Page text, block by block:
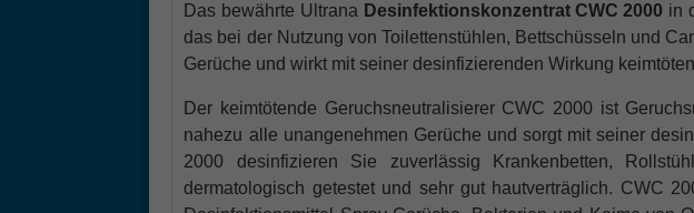
Das bewährte Ultrana Desinfektionskonzentrat CWC 2000 in
das bei der Nutzung von Toilettenstühlen, Bettschüsseln und
Gerüche und wirkt mit seiner desinfizierenden Wirkung
Der keimtötende Geruchsneutralisierer CWC 2000 ist
nahezu alle unangenehmen Gerüche und sorgt mit seiner
2000 desinfizieren Sie zuverlässig Krankenbetten,
dermatologisch getestet und sehr gut hautverträglich. CWC